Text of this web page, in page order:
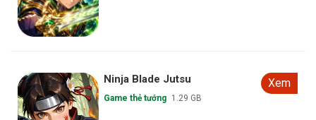
Ninja Blade Jutsu
Game thẻ tướng 1.29 GB
Xem